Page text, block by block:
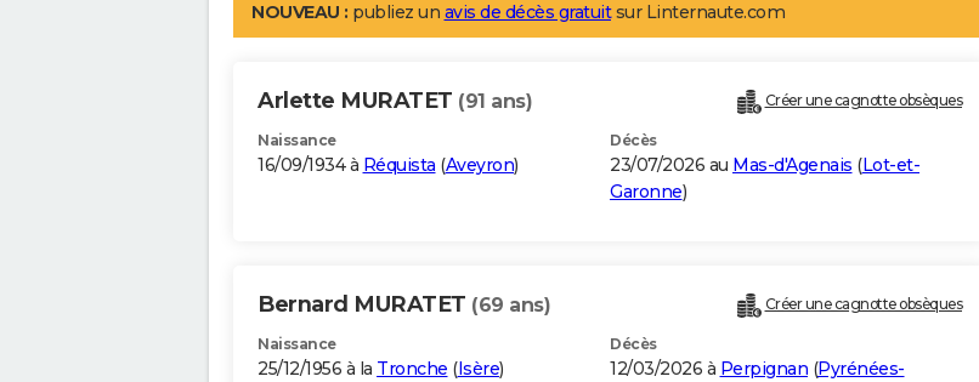
NOUVEAU : publiez un avis de décès gratuitsur Linternaute.com
Arlette MURATET (91 ans) Créer une cagnotte obsèques
Naissance
16/09/1934 à Réquista (Aveyron)
Décès
23/07/2026 au Mas-d'Agenais (Lot-et-
Garonne)
Bernard MURATET (69 ans) Créer une cagnotte obsèques
Naissance
25/12/1956 à la Tronche (Isère)
Décès
12/03/2026 à Perpignan (Pyrénées-